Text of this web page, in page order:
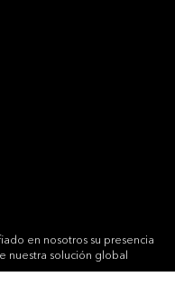
en nosotros su presencia
nuestra solución global